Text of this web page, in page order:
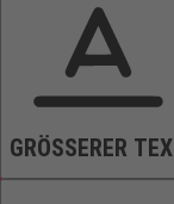
GRÖSSERER TEXT